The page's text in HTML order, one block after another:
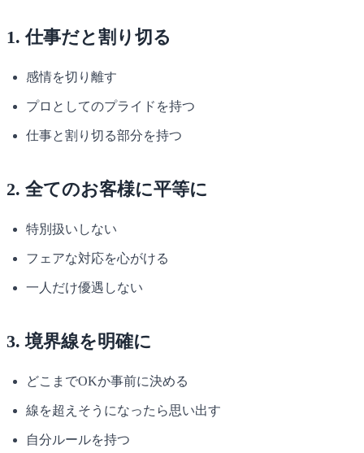
1. 仕事だと割り切る
感情を切り離す
プロとしてのプライドを持つ
仕事と割り切る部分を持つ
2. 全てのお客様に平等に
特別扱いしない
フェアな対応を心がける
一人だけ優遇しない
3. 境界線を明確に
どこまでOKか事前に決める
線を超えそうになったら思い出す
自分ルールを持つ